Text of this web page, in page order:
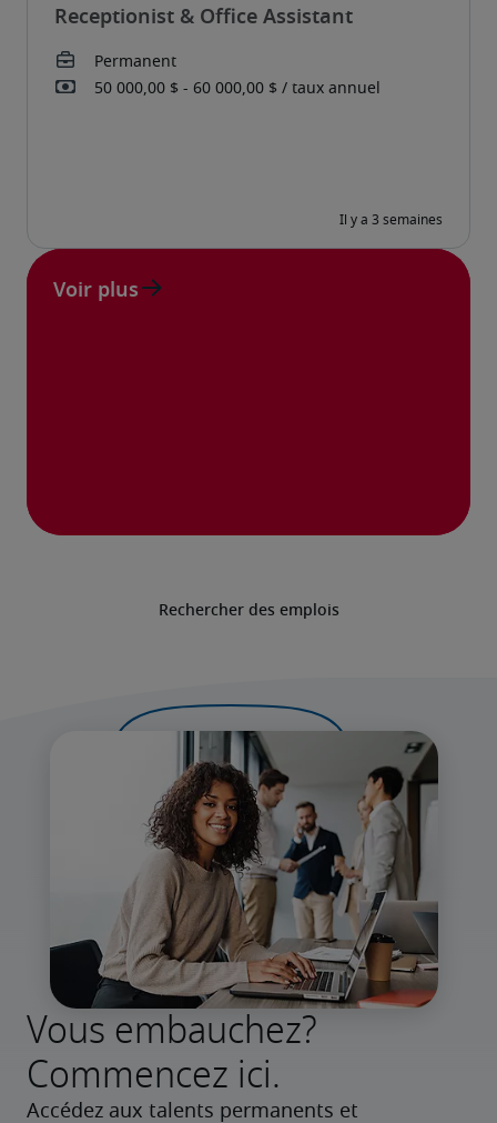
Rechercher des emplois
Receptionist & Office Assistant
Voir plus
Vous embauchez?
Commencez ici.
Accédez aux talents permanents et